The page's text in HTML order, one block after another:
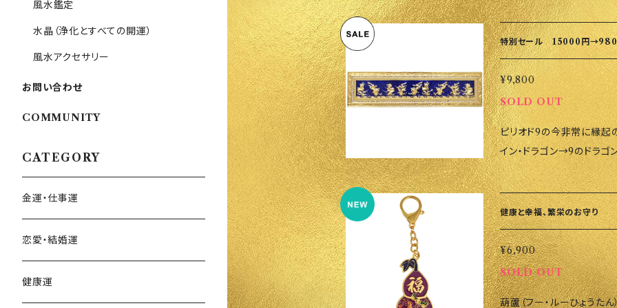
を迎えるにあたり、この
期待できます： • 成功と
呼び込み、成功への道を
スに貯めた資産を守ります。 貔貅を置くべき方位（2025年） 1. 南（
南2、南3） 南の幸運の方
運が並びます。 特に玄関、リビング、または寝室が南にある場合、大き
な幸運を呼び込むことができます。 貔貅の頭を外に
し、外部から幸運を引き込む形にしてく
方位（337.5°～360°）も
位です。 もし北向きの玄関やリビング、寝室がある場合、こちらにも貔貅
を配置することで財運と成功
る影響 貔貅の配置による
す： • へび（巳） • う
• いのしし（亥） これらの干支に該当する方は、自宅やオフィスの幸
運の方位に貔貅を置くこと
のポイント • 方位を正確
あります。 2025年には、この不吉なエネルギーが北東（土のエリア）に
集中するとされています。
悪影響がさらに増幅され
2025年はその力をパワー
デザインしました。 特長と効果 •五行塔は、不運を幸運に変えるエネル
ギーを持つと言われていま
の良い運気を招くとされ
されており、天の加護と祝
するペアの獅子（フー・ドッグ）がつ
は、北東に五行塔を配置し
す。家庭内や職場での保
ポートをします。 サイズ 7.5×5.9×2.0（cm） 重さ 120g 材質 金属 ご
注文頂いてから香港にオ
ります。ご了承ください。
い。
特別セール 15000円→9800
¥9,800
SOLD OUT
ピリオド9の今非常に縁起の良い開
イン・ドラゴン→9のドラ
なパワーを呼び込むこと
されます。 ロイヤルブルーなのは、水を意味しています。水は富を象徴
するエレメントでもあります
年は「繁栄の星」9が東に
飾ってください。 サイズ 20×5×2.5cm 重さ 311g 風水アイテムは全
て発送前に浄化をしてから
健康と幸福、繁栄のお守り
¥6,900
SOLD OUT
葫蘆（フー・ルーひょうた
風水鑑定
水晶（浄化とすべての開運）
風水アクセサリー
お問い合わせ
COMMUNITY
CATEGORY
金運・仕事運
恋愛・結婚運
健康運